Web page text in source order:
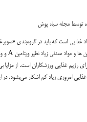
توسط مجله سیاه پوش
رژیم غذایی ورزشکاران است. از
امروزی زیاد کم اشکار می‌بشود. در